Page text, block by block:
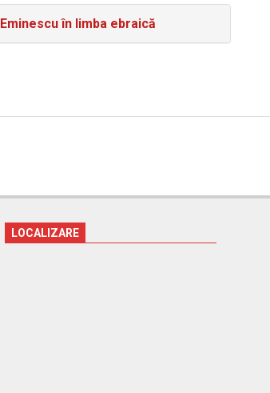
Eminescu în limba ebraică
LOCALIZARE